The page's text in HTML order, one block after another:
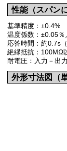
性能（スパン
基準精度：±0.4%
温度係数：±0.05
応答時間：約0.7s
絶縁抵抗：100MΩ
耐電圧：入力－
外形寸法図（